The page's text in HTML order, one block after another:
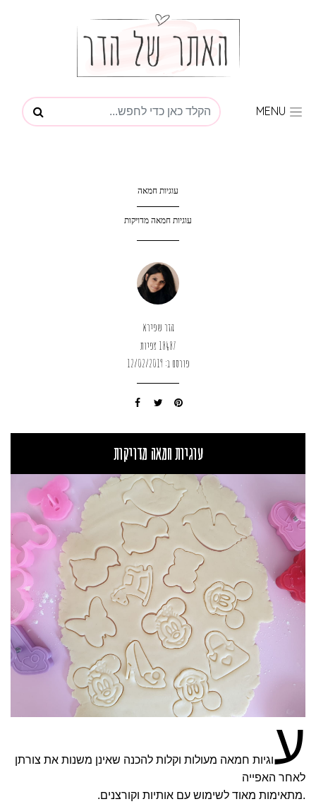
MENU
עוגיות חמאה
עוגיות חמאה מדויקות
הדר שפירא
18487 צפיות
פורסם ב: 12/02/2019
עוגיות חמאה מדויקות
עוגיות חמאה מעולות וקלות להכנה שאינן משנות את צורתן
לאחר האפייה
.מתאימות מאוד לשימוש עם אותיות וקורצנים.